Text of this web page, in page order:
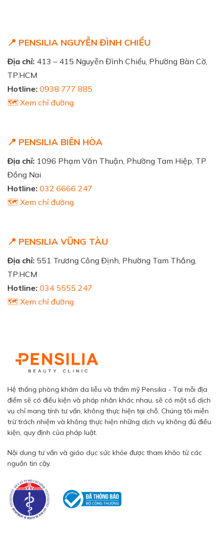
📍 PENSILIA NGUYỄN ĐÌNH CHIỂU
Địa chỉ: 413 – 415 Nguyễn Đình Chiểu, Phường Bàn Cờ,
TP.HCM
Hotline: 0938 777 885
🗺️ Xem chỉ đường
📍 PENSILIA BIÊN HÒA
Địa chỉ: 1096 Phạm Văn Thuận, Phường Tam Hiệp, TP
Đồng Nai
Hotline: 032 6666 247
🗺️ Xem chỉ đường
📍 PENSILIA VŨNG TÀU
Địa chỉ: 551 Trương Công Định, Phường Tam Thắng,
TP.HCM
Hotline: 034 5555 247
🗺️ Xem chỉ đường
Hệ thống phòng khám da liễu và thẩm mỹ Pensilia - Tại mỗi địa
điểm sẽ có điều kiện và pháp nhân khác nhau, sẽ có một số dịch
vụ chỉ mang tính tư vấn, không thực hiện tại chỗ. Chúng tôi miễn
trừ trách nhiệm và không thực hiện những dịch vụ không đủ điều
kiện, quy định của pháp luật.
Nội dung tư vấn và giáo dục sức khỏe được tham khảo từ các
nguồn tin cậy.